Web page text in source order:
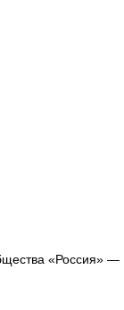
«Россия» —